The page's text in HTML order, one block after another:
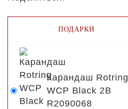
ПОДАРКИ
Карандаш Rotring
WCP Black 2B
R2090068